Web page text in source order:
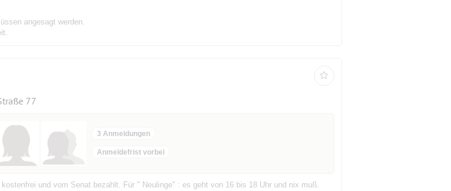
angesagt werden.
77
3 Anmeldungen
Anmeldefrist vorbei
und vom Senat bezahlt. Für " Neulinge" : es geht von 16 bis 18 Uhr und nix muß.